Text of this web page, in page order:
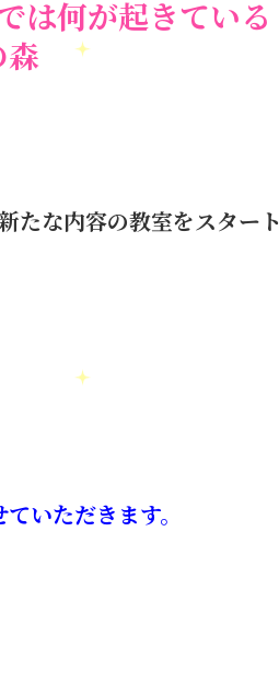
は何が起きている
たな内容の教室をスタート
いただきます。